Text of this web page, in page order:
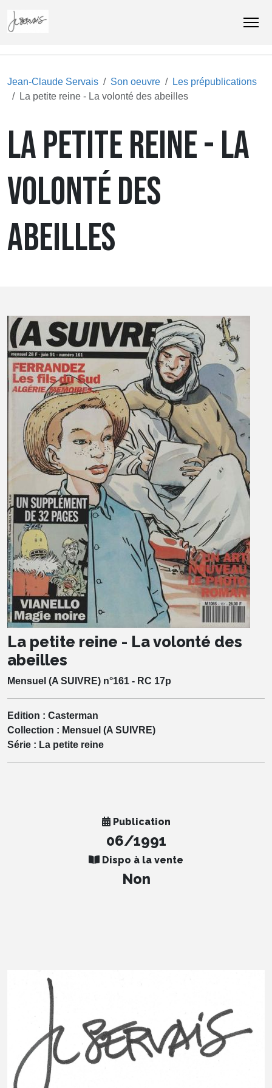
Jean-Claude Servais Son oeuvre
Les prépublications
La petite reine - La volonté des abeilles
LA PETITE REINE - LA
VOLONTÉ DES
ABEILLES
La petite reine - La volonté des
abeilles
Mensuel (A SUIVRE) n°161 - RC 17p
Edition : Casterman
Collection : Mensuel (A SUIVRE)
Série : La petite reine
Publication
06/1991
Dispo à la vente
Non